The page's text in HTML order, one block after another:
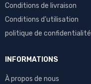
Conditions de livraison
Conditions d’utilisation
politique de confidentialité
INFORMATIONS
À propos de nous